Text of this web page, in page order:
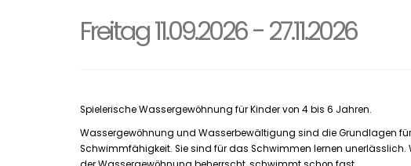
Freitag 11.09.2026 - 27.11.2026
Spielerische Wassergewöhnung für Kinder von 4 bis 6 Jahren.
Wassergewöhnung und Wasserbewältigung sind die Grundlagen
Schwimmfähigkeit. Sie sind für das Schwimmen lernen unerlässlich.